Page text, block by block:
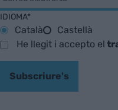
IDIOMA*
Català
Castellà
He llegit i accepto el
Subscriure's